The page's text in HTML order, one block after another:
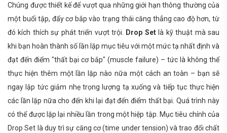
Chúng được thiết kế để vượt qua những giới hạn thông thường của
một buổi tập, đẩy cơ bắp vào trạng thái căng thẳng cao độ hơn, từ
đó kích thích sự phát triển vượt trội.
Drop Setlà kỹ thuật mà sau
khi bạn hoàn thành số lần lặp mục tiêu với một mức tạ nhất định và
đạt đến điểm "thất bại cơ bắp" (muscle failure) – tức là không thể
thực hiện thêm một lần lặp nào nữa một cách an toàn – bạn sẽ
ngay lập tức giảm nhẹ trọng lượng tạ xuống và tiếp tục thực hiện
các lần lặp nữa cho đến khi lại đạt đến điểm thất bại. Quá trình này
có thể được lặp lại nhiều lần trong một hiệp tập. Mục tiêu chính của
Drop Set là duy trì sự căng cơ (time under tension) và trao đổi chất